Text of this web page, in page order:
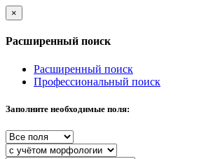
×
Расширенный поиск
Расширенный поиск
Профессиональный поиск
Заполните необходимые поля: